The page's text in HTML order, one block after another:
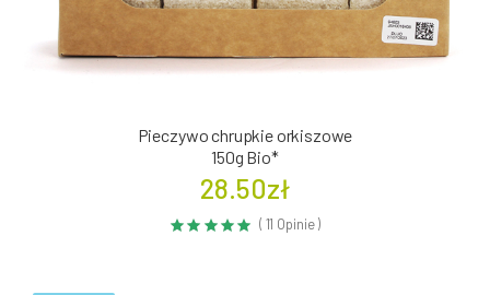
Pieczywo chrupkie orkiszowe
150g Bio*
28.50zł
( 11 Opinie )